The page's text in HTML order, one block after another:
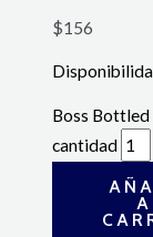
$156
Boss Bottled
cantidad